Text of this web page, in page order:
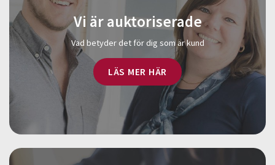
Vi är auktoriserade
Vad betyder det för dig som är kund
LÄS MER HÄR